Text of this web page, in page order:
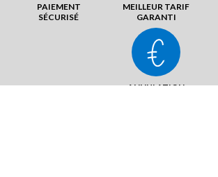
PAIEMENT
SÉCURISÉ
MEILLEUR TARIF
GARANTI
ANNULATION